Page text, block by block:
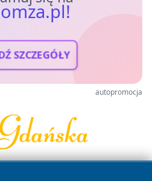
SZCZEGÓŁY
autopromocja